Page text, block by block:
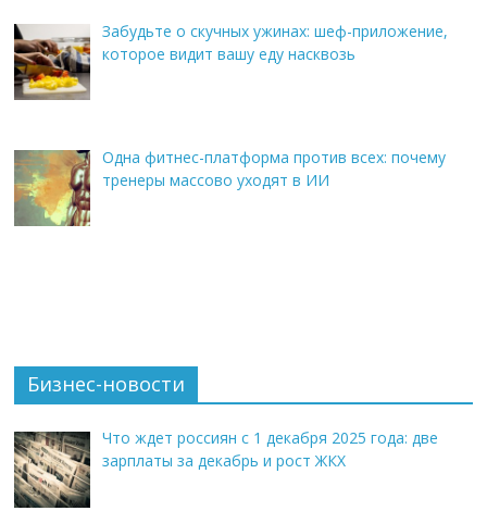
Забудьте о скучных ужинах: шеф-приложение,
которое видит вашу еду насквозь
Одна фитнес-платформа против всех: почему
тренеры массово уходят в ИИ
Бизнес-новости
Что ждет россиян с 1 декабря 2025 года: две
зарплаты за декабрь и рост ЖКХ